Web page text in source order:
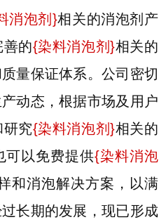
消泡剂 }相关的消泡剂产
的{染料消泡剂}相关的
量保证体系。公司密切
动态，根据市场及用户
研究{染料消泡剂}相关的
可以免费提供{染料消泡
和消泡解决方案，以满
长期的发展，现已形成